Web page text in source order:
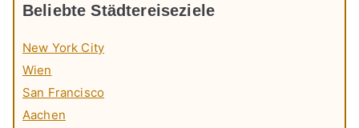
Beliebte Städtereiseziele
New York City
Wien
San Francisco
Aachen